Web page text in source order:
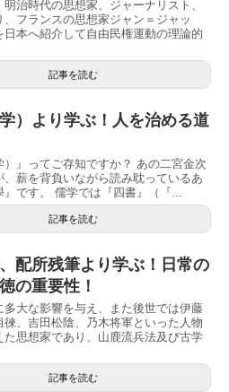
治時代の思想家、ジャーナリスト、
、フランスの思想家ジャン＝ジャッ
日本へ紹介して自由民権運動の理論的
記事を読む
）より学ぶ！人を治める道
）』ってご存知ですか？ あの二宮金次
、薪を背負いながら読み耽っているあ
』です。 儒学では『四書』（『...
記事を読む
配所残筆より学ぶ！日常の
の重要性！
多大な影響を与え、また後世では伊藤
徠、吉田松陰、乃木将軍といった人物
た思想家であり、山鹿流兵法及び古学
記事を読む